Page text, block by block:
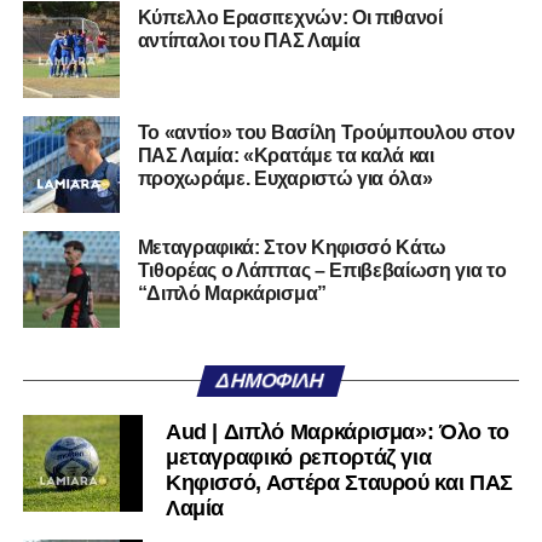
υπόλοιπο κόσμο. Ακολουθήστε το lamiara.gr στο
Facebook, στο Instagram
μαθαίνετε σε χρόνο dt όλα τα νέα.
Κύπελλο Ερασιτεχνών: Οι πιθανοί
αντίπαλοι του ΠΑΣ Λαμία
Το «αντίο» του Βασίλη Τρούμπουλου στον
ΠΑΣ Λαμία: «Κρατάμε τα καλά και
προχωράμε. Ευχαριστώ για όλα»
Μεταγραφικά: Στον Κηφισσό Κάτω
Τιθορέας ο Λάππας – Επιβεβαίωση για το
“Διπλό Μαρκάρισμα”
ΔΗΜΟΦΙΛΉ
Aud | Διπλό Μαρκάρισμα»: Όλο το
μεταγραφικό ρεπορτάζ για
Κηφισσό, Αστέρα Σταυρού και ΠΑΣ
Λαμία